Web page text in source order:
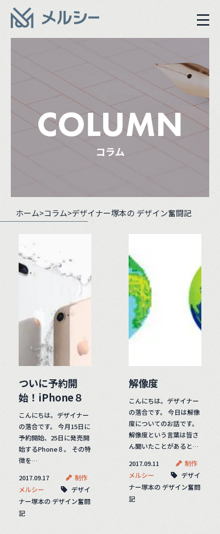
COLUMN
コラム
ホーム>コラム>デザイナー塚本の デザイン奮闘記
ついに予約開
始！iPhone８
こんにちは。デザイナー
の落合です。 今月15日に
予約開始、25日に発売開
始するPhone８。 その特
徴を…
2017.09.17
制作
メルシー
デザイ
ナー塚本の デザイン奮闘
記
解像度
こんにちは。デザイナー
の落合です。 今日は解像
度についてのお話です。
解像度という言葉は皆さ
ん聞いたことがあると…
2017.09.11
制作
メルシー
デザイ
ナー塚本の デザイン奮闘
記